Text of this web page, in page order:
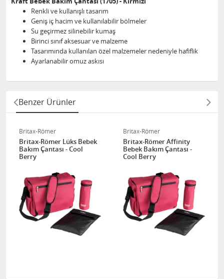
Renkli ve kullanışlı tasarım
Geniş iç hacim ve kullanılabilir bölmeler
Su geçirmez silinebilir kumaş
Birinci sınıf aksesuar ve malzeme
Tasarımında kullanılan özel malzemeler nedeniyle hafiflik
Ayarlanabilir omuz askısı
Benzer Ürünler
Britax-Römer
Britax-Römer Lüks Bebek
Bakım Çantası - Cool
Berry
Britax-Römer
Britax-Römer Affinity
Bebek Bakım Çantası -
Cool Berry